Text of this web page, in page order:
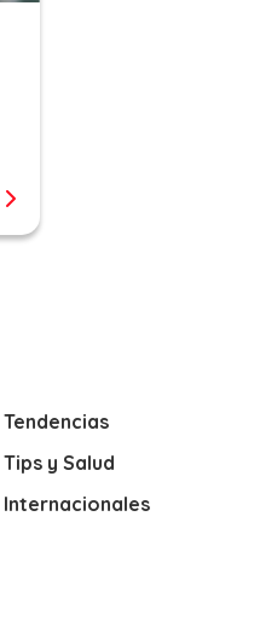
Tendencias
Tips y Salud
Internacionales